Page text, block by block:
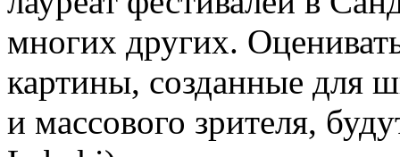
многих других.
картины, созданные для
и массового зрителя,